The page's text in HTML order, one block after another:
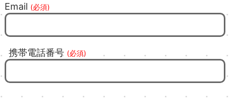
Email (必須)
携帯電話番号 (必須)